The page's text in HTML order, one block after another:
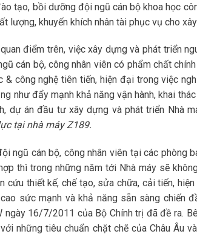
tạo, bồi dưỡng đội ngũ cán bộ khoa học
lượng, khuyến khích nhân tài phục vụ cho
điểm trên, việc xây dựng và phát triển
cán bộ, công nhân viên có phẩm chất
& công nghệ tiên tiến, hiện đại trong việc
như đẩy mạnh khả năng vận hành, khai
dự án đầu tư xây dựng và phát triển Nhà
tại nhà máy Z189.
ngũ cán bộ, công nhân viên tại các phòng
thì trong những năm tới Nhà máy sẽ
cứu thiết kế, chế tạo, sửa chữa, cải tiến,
sức mạnh và khả năng sẵn sàng chiến
ngày 16/7/2011 của Bộ Chính trị đã đề ra.
những tiêu chuẩn chặt chẽ của Châu Âu